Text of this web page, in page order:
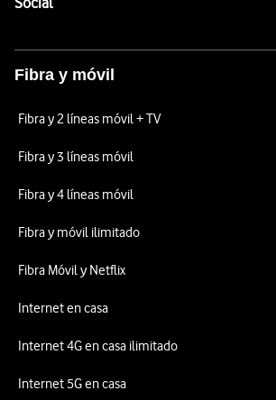
Fibra y móvil
Fibra y 2 líneas móvil + TV
Fibra y 3 líneas móvil
Fibra y 4 líneas móvil
Fibra y móvil ilimitado
Fibra Móvil y Netflix
Internet en casa
Internet 4G en casa ilimitado
Internet 5G en casa